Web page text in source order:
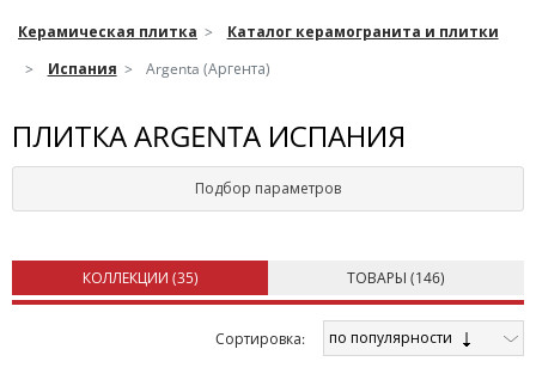
Керамическая плитка
Каталог керамогранита и плитки
Испания
Argenta (Аргента)
ПЛИТКА ARGENTA ИСПАНИЯ
Подбор параметров
КОЛЛЕКЦИИ (35) ТОВАРЫ (146)
Cортировка: по популярности